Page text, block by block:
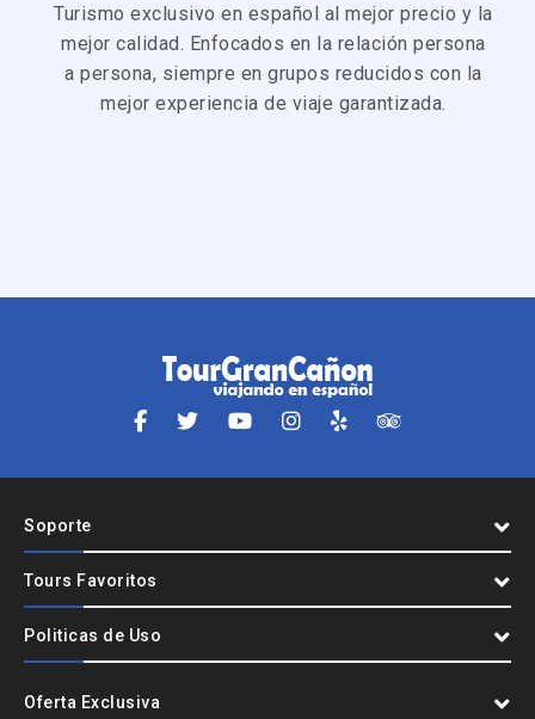
Turismo exclusivo en español al mejor precio y la
mejor calidad. Enfocados en la relación persona
a persona, siempre en grupos reducidos con la
mejor experiencia de viaje garantizada.
Soporte
Tours Favoritos
Politicas de Uso
Oferta Exclusiva